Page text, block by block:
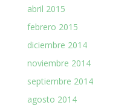
abril 2015
febrero 2015
diciembre 2014
noviembre 2014
septiembre 2014
agosto 2014